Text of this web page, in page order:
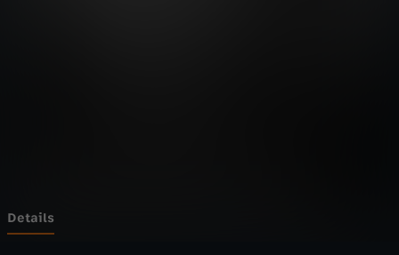
r
Details